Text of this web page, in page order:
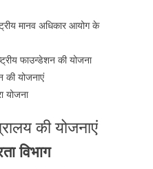
मानव अधिकार आयोग के
फाउन्डेशन की योजना
की योजनाएं
योजना
की योजनाएं
विभाग